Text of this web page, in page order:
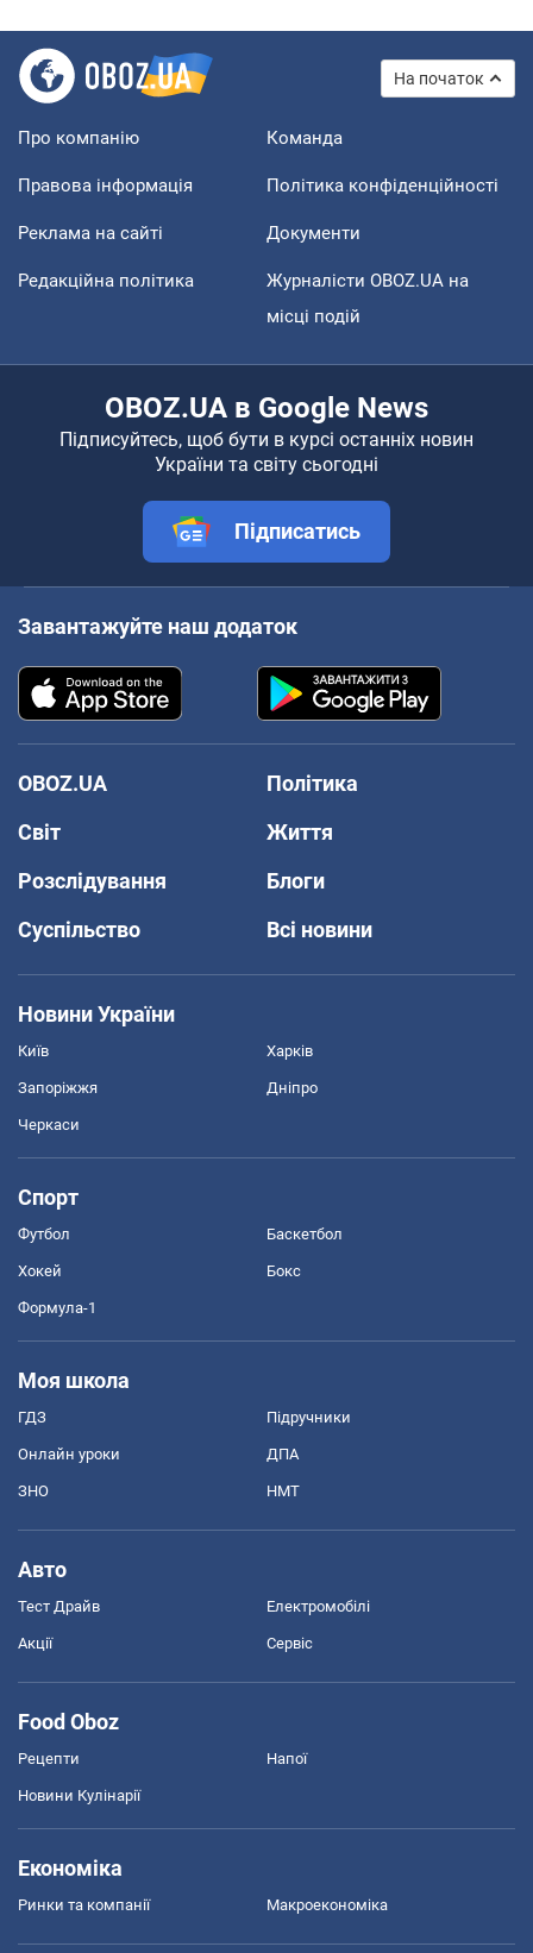
На початок
Про компанію Команда
Правова інформація Політика конфіденційності
Реклама на сайті Документи
Редакційна політика
Журналісти OBOZ.UA на
місці подій
OBOZ.UA в Google News
Підписуйтесь, щоб бути в курсі останніх новин
України та світу сьогодні
Підписатись
Завантажуйте наш додаток
OBOZ.UA
Політика
Світ
Життя
Розслідування
Блоги
Суспільство
Всі новини
Новини України
Київ Харків
Запоріжжя Дніпро
Черкаси
Спорт
Футбол Баскетбол
Хокей Бокс
Формула-1
Моя школа
ГДЗ Підручники
Онлайн уроки ДПА
ЗНО НМТ
Авто
Тест Драйв Електромобілі
Акції Сервіс
Food Oboz
Рецепти Напої
Новини Кулінарії
Економіка
Ринки та компанії Макроекономіка